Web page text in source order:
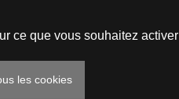
ce que vous souhaitez activer
les cookies